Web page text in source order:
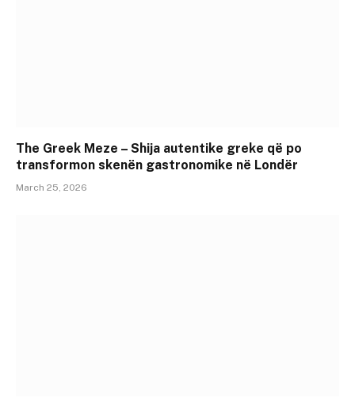
The Greek Meze – Shija autentike greke që po
transformon skenën gastronomike në Londër
March 25, 2026